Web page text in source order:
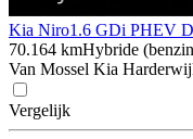
Kia Niro1.6 GDi PHEV
70.164 kmHybride
Van Mossel Kia
Vergelijk